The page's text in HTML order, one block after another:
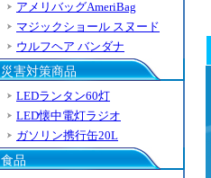
アメリバッグAmeriBag
マジックショール スヌード
ウルフヘア バンダナ
災害対策商品
LEDランタン60灯
LED懐中電灯ラジオ
ガソリン携行缶20L
食品